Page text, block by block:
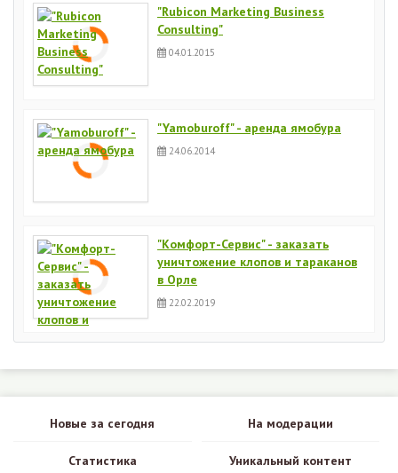
"Rubicon Marketing Business
Consulting"
04.01.2015
"Yamoburoff" - аренда ямобура
24.06.2014
"Комфорт-Сервис" - заказать
уничтожение клопов и тараканов
в Орле
22.02.2019
Новые за сегодня На модерации
Статистика Уникальный контент